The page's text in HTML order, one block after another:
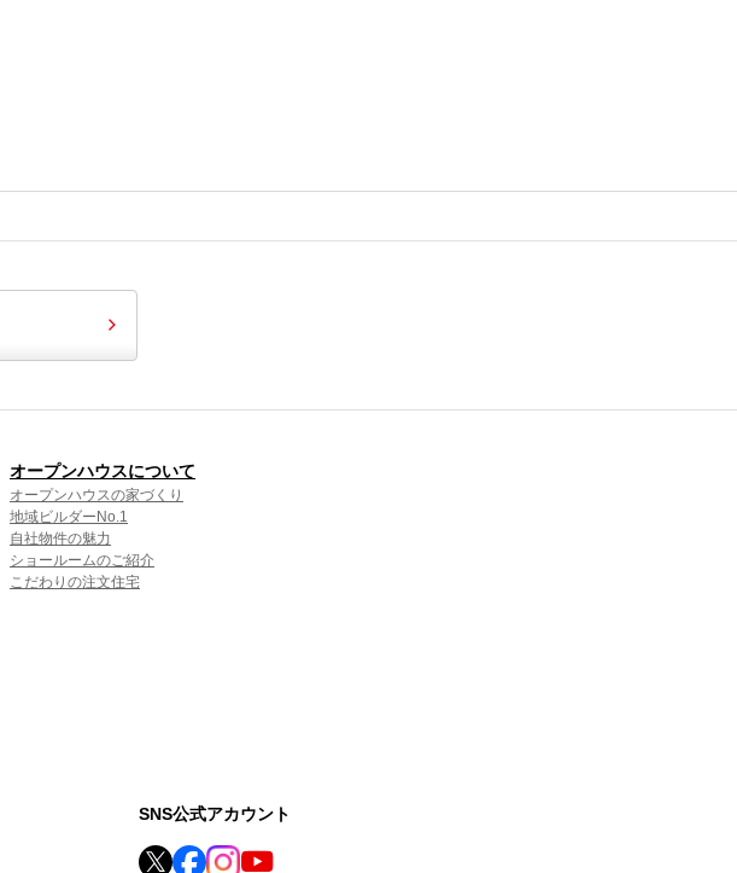
オープンハウスについて
オープンハウスの家づくり
地域ビルダーNo.1
自社物件の魅力
ショールームのご紹介
こだわりの注文住宅
SNS公式アカウント